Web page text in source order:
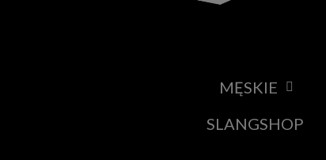
MĘSKIE
SLANGSHOP